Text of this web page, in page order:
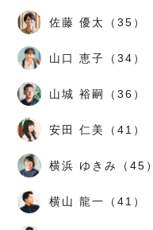
佐藤 優太（35）
山口 恵子（34）
山城 裕嗣（36）
安田 仁美（41）
横浜 ゆきみ（45）
横山 龍一（41）